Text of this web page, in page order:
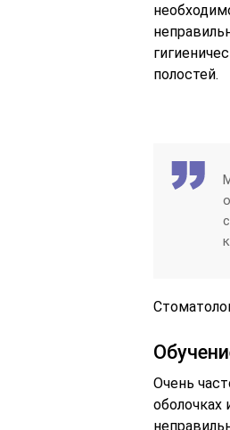
полостей.
Очень
оболочках